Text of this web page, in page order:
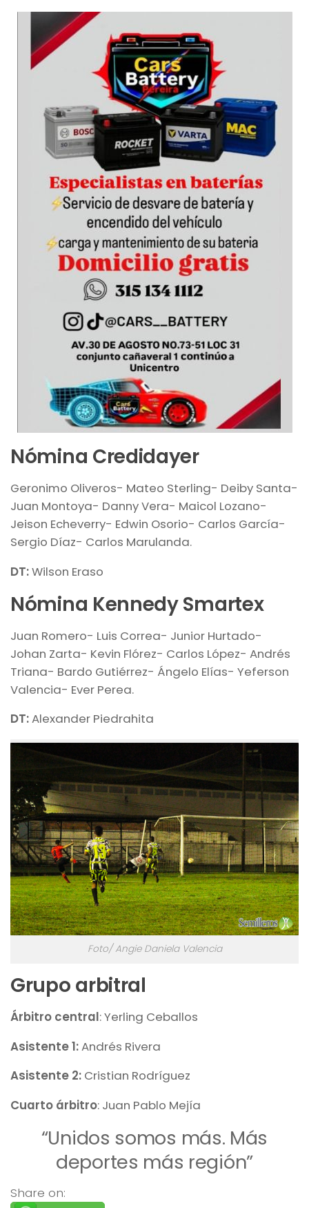
Nómina Credidayer
Geronimo Oliveros- Mateo Sterling- Deiby Santa-
Juan Montoya- Danny Vera- Maicol Lozano-
Jeison Echeverry- Edwin Osorio- Carlos García-
Sergio Díaz- Carlos Marulanda.
DT:Wilson Eraso
Nómina Kennedy Smartex
Juan Romero- Luis Correa- Junior Hurtado-
Johan Zarta- Kevin Flórez- Carlos López- Andrés
Triana- Bardo Gutiérrez- Ángelo Elías- Yeferson
Valencia- Ever Perea.
DT:Alexander Piedrahita
Foto/ Angie Daniela Valencia
Grupo arbitral
Árbitro central: Yerling Ceballos
Asistente 1:Andrés Rivera
Asistente 2: Cristian Rodríguez
Cuarto árbitro: Juan Pablo Mejía
“Unidos somos más. Más
deportes más región”
Share on: